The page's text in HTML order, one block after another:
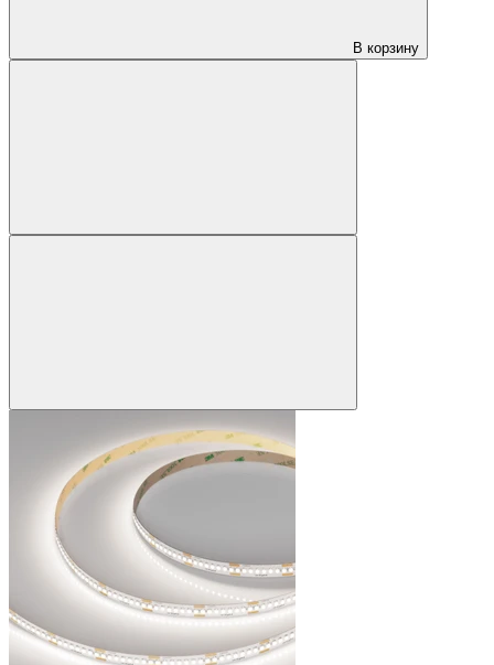
В корзину